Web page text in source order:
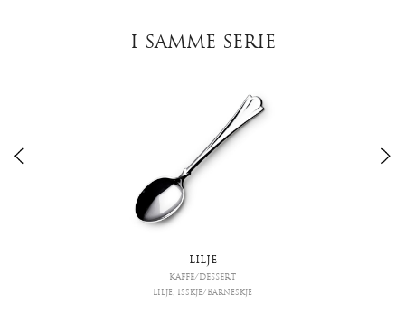
I SAMME SERIE
LILJE
KAFFE/DESSERT
Lilje, Isskje/Barneskje